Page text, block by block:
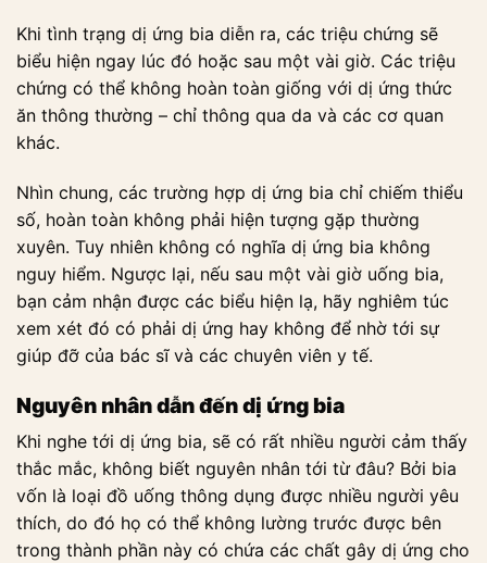
Khi tình trạng dị ứng bia diễn ra, các triệu chứng sẽ
biểu hiện ngay lúc đó hoặc sau một vài giờ. Các triệu
chứng có thể không hoàn toàn giống với dị ứng thức
ăn thông thường – chỉ thông qua da và các cơ quan
khác.
Nhìn chung, các trường hợp dị ứng bia chỉ chiếm thiểu
số, hoàn toàn không phải hiện tượng gặp thường
xuyên. Tuy nhiên không có nghĩa dị ứng bia không
nguy hiểm. Ngược lại, nếu sau một vài giờ uống bia,
bạn cảm nhận được các biểu hiện lạ, hãy nghiêm túc
xem xét đó có phải dị ứng hay không để nhờ tới sự
giúp đỡ của bác sĩ và các chuyên viên y tế.
Nguyên nhân dẫn đến dị ứng bia
Khi nghe tới dị ứng bia, sẽ có rất nhiều người cảm thấy
thắc mắc, không biết nguyên nhân tới từ đâu? Bởi bia
vốn là loại đồ uống thông dụng được nhiều người yêu
thích, do đó họ có thể không lường trước được bên
trong thành phần này có chứa các chất gây dị ứng cho